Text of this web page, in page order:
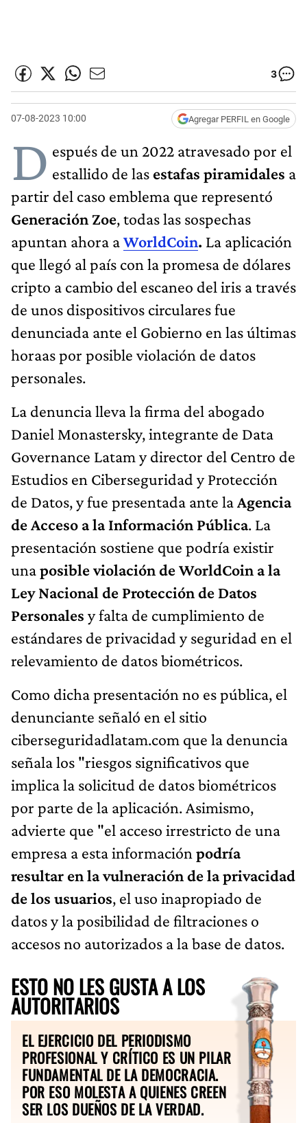
3
07-08-2023 10:00 Agregar PERFIL en Google
D espués de un 2022 atravesado por el
estallido de las estafas piramidales a
partir del caso emblema que representó
Generación Zoe, todas las sospechas
apuntan ahora aWorldCoin. La aplicación
que llegó al país con la promesa de dólares
cripto a cambio del escaneo del iris a través
de unos dispositivos circulares fue
denunciada ante el Gobierno en las últimas
horaas por posible violación de datos
personales.
La denuncia lleva la firma del abogado
Daniel Monastersky, integrante de Data
Governance Latam y director del Centro de
Estudios en Ciberseguridad y Protección
de Datos, y fue presentada ante laAgencia
de Acceso a la Información Pública. La
presentación sostiene que podría existir
unaposible violación de WorldCoin a la
Ley Nacional de Protección de Datos
Personales y falta de cumplimiento de
estándares de privacidad y seguridad en el
relevamiento de datos biométricos.
Como dicha presentación no es pública, el
denunciante señaló en el sitio
ciberseguridadlatam.com que la denuncia
señala los "riesgos significativos que
implica la solicitud de datos biométricos
por parte de la aplicación. Asimismo,
advierte que "el acceso irrestricto de una
empresa a esta información podría
resultar en la vulneración de la privacidad
de los usuarios, el uso inapropiado de
datos y la posibilidad de filtraciones o
accesos no autorizados a la base de datos.
ESTO NO LES GUSTA A LOS
AUTORITARIOS
EL EJERCICIO DEL PERIODISMO
PROFESIONAL Y CRÍTICO ES UN PILAR
FUNDAMENTAL DE LA DEMOCRACIA.
POR ESO MOLESTA A QUIENES CREEN
SER LOS DUEÑOS DE LA VERDAD.